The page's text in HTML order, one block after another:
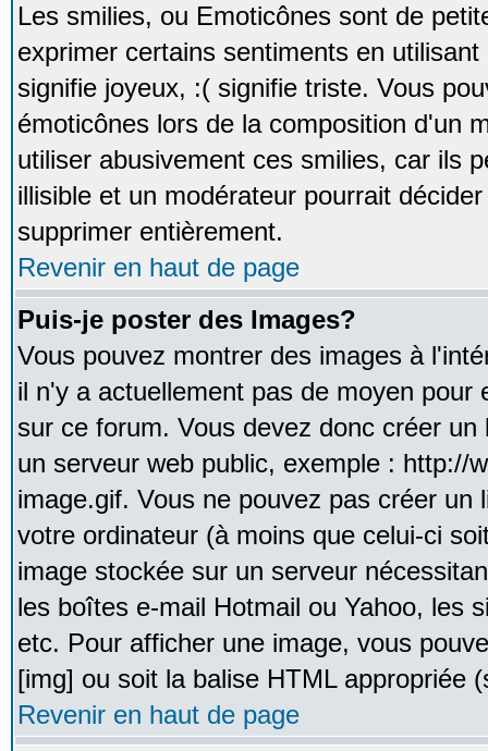
Les smilies, ou Emoticônes sont de
exprimer certains sentiments en
signifie joyeux, :( signifie triste. Vous
émoticônes lors de la composition d'un
utiliser abusivement ces smilies, car ils
illisible et un modérateur pourrait
supprimer entièrement.
Revenir en haut de page
Puis-je poster des Images?
Vous pouvez montrer des images à
il n'y a actuellement pas de moyen pour
sur ce forum. Vous devez donc créer
un serveur web public, exemple : http://
image.gif. Vous ne pouvez pas créer un
votre ordinateur (à moins que celui-ci
image stockée sur un serveur
les boîtes e-mail Hotmail ou Yahoo, les
etc. Pour afficher une image, vous
[img] ou soit la balise HTML appropriée
Revenir en haut de page